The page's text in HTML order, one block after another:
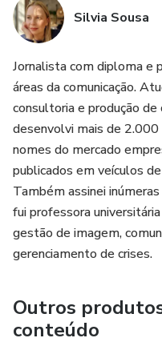
Silvia Sousa
Jornalista com diploma e
áreas da comunicação.
consultoria e produção
desenvolvi mais de
nomes do mercado
publicados em veículos
Também assinei
fui professora
gestão de imagem,
gerenciamento de crises.
Outros
conteúdo